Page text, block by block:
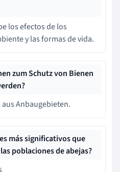
los efectos de los
y las formas de vida.
zum Schutz von Bienen
Anbaugebieten.
más significativos que
poblaciones de abejas?